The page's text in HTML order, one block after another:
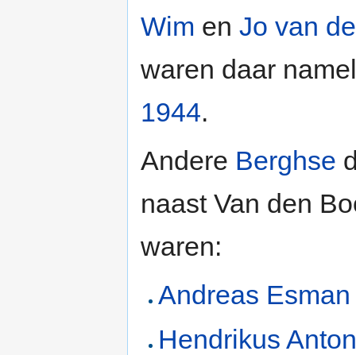
Wim en Jo van
waren daar
1944.
Andere Berghse
naast Van den
waren:
Andreas Esman
Hendrikus